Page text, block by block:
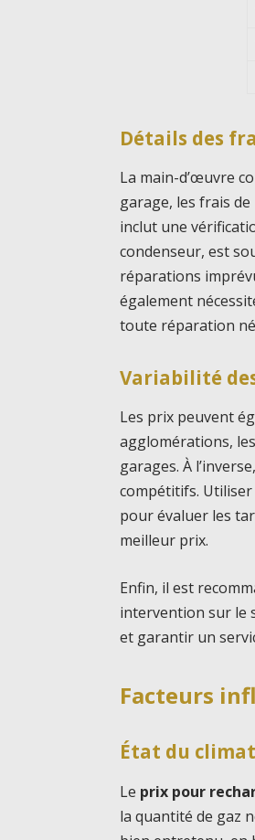
Détails des
La main-d’œuvre
garage, les frais
inclut une
condenseur, est
réparations
également
toute réparation
Variabilité
Les prix peuvent
agglomérations,
garages. À
compétitifs.
pour évaluer les
meilleur prix.
Enfin, il est
intervention sur le
et garantir un
Facteurs
État du
Le prix pour
la quantité de gaz